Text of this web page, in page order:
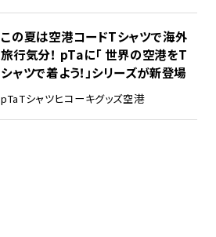
この夏は空港コードTシャツで海外
旅行気分！ pTaに「 世界の空港をT
シャツで着よう！」シリーズが新登場
pTaTシャツヒコーキグッズ空港